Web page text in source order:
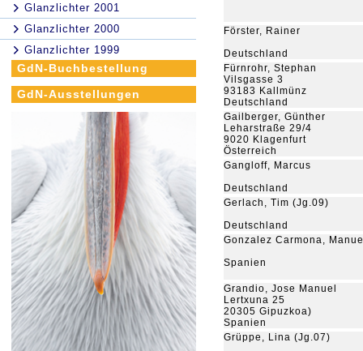
Glanzlichter 2001
Glanzlichter 2000
Glanzlichter 1999
GdN-Buchbestellung
GdN-Ausstellungen
Förster, Rainer
Deutschland
Fürnrohr, Stephan
Vilsgasse 3
93183 Kallmünz
Deutschland
Gailberger, Günther
Leharstraße 29/4
9020 Klagenfurt
Österreich
Gangloff, Marcus
Deutschland
Gerlach, Tim (Jg.09)
Deutschland
Gonzalez Carmona,
Spanien
Grandio, Jose Manuel
Lertxuna 25
20305 Gipuzkoa)
Spanien
Grüppe, Lina (Jg.07)